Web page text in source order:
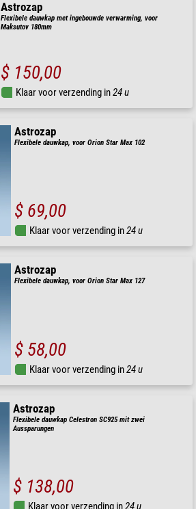
Astrozap
Flexibele dauwkap met ingebouwde verwarming, voor
Maksutov 180mm
$ 150,00
Klaar voor verzending in24 u
Astrozap
Flexibele dauwkap, voor Orion Star Max 102
$ 69,00
Klaar voor verzending in24 u
Astrozap
Flexibele dauwkap, voor Orion Star Max 127
$ 58,00
Klaar voor verzending in24 u
Astrozap
Flexibele dauwkap Celestron SC925 mit zwei
Aussparungen
$ 138,00
Klaar voor verzending in24 u